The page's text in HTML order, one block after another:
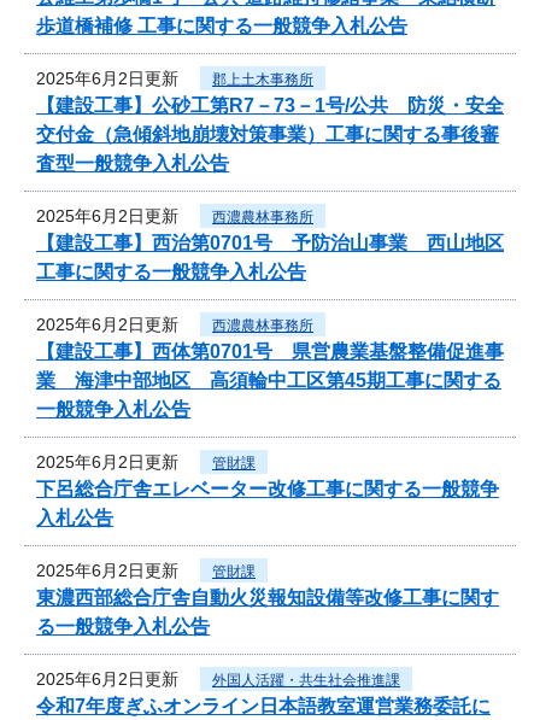
歩道橋補修 工事に関する一般競争入札公告
2025年6月2日更新 郡上土木事務所
【建設工事】公砂工第R7－73－1号/公共 防災・安全
交付金（急傾斜地崩壊対策事業）工事に関する事後審
査型一般競争入札公告
2025年6月2日更新 西濃農林事務所
【建設工事】西治第0701号 予防治山事業 西山地区
工事に関する一般競争入札公告
2025年6月2日更新 西濃農林事務所
【建設工事】西体第0701号 県営農業基盤整備促進事
業 海津中部地区 高須輪中工区第45期工事に関する
一般競争入札公告
2025年6月2日更新 管財課
下呂総合庁舎エレベーター改修工事に関する一般競争
入札公告
2025年6月2日更新 管財課
東濃西部総合庁舎自動火災報知設備等改修工事に関す
る一般競争入札公告
2025年6月2日更新 外国人活躍・共生社会推進課
令和7年度ぎふオンライン日本語教室運営業務委託に